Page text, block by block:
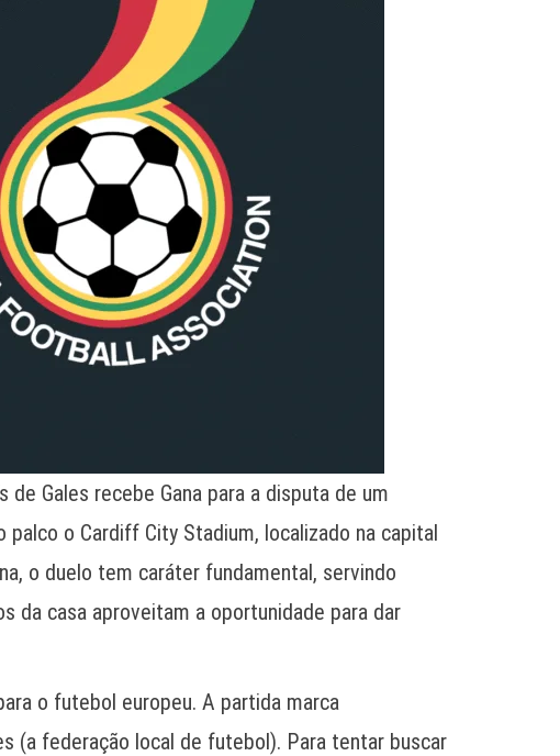
Gales recebe Gana para a disputa de um
o Cardiff City Stadium, localizado na capital
o duelo tem caráter fundamental, servindo
da casa aproveitam a oportunidade para dar
o futebol europeu. A partida marca
(a federação local de futebol). Para tentar buscar